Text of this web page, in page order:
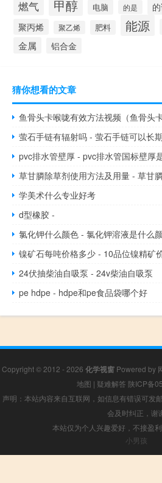
燃气 甲醇 电脑 的是
聚丙烯 聚乙烯 肥料 能源
金属 铝合金
猜你想看的文章
鱼骨头卡喉咙有效方法视频（鱼骨头
萤石手链有辐射吗 - 萤石手链可以长
pvc排水管壁厚 - pvc排水管国标壁厚
草甘膦除草剂使用方法及用量 - 草甘
学美术什么专业好考
d型橡胶 -
氯化钾什么颜色 - 氯化钾溶液是什么
镍矿石每吨价格多少 - 10品位镍精矿
24伏抽柴油自吸泵 - 24v柴油自吸泵
pe hdpe - hdpe和pe食品袋哪个好
Copyright © 2012 - 2026 化学视窗 Powered by
地图 | 疑难解答 陕ICP备
声明：本站内容来自互联网，如信息有错误可发
会及时纠正，谢
本站仅为个人兴趣爱好，不接盈
小男孩